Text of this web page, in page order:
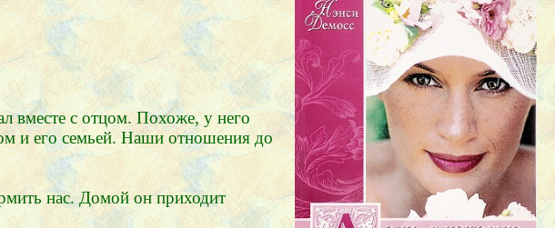
вместе с отцом. Похоже, у него
и его семьей. Наши отношения до
нас. Домой он приходит